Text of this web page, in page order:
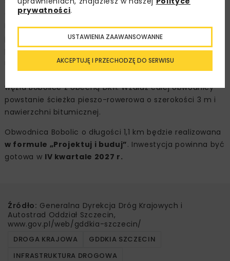
do Bobolic od strony Białego Boru, powstanie tu rondo.
Nowa droga będzie od tego miejsca biegła w kierunku
południowo-zachodnim przez dolinę rzeki Chociel, gdzie
powstanie most na rzece oraz przepust na rowie
melioracyjnym. Zakończeniem drogi będzie rondo, które
węzła Bobolice z obecną DK11. Wzdłuż całej obwodnicy
powstanie ścieżka pieszo-rowerowa o szerokości 3 m i
nawierzchni bitumicznej.
Obwodnica Bobolic o długości 1,1 km będzie realizowana
w formule „Projektuj i buduj”. Inwestycja powinna być
gotowa w IV kwartale 2027 r.
Źródło: Generalna Dyrekcja Dróg Krajowych i
Autostrad Oddział Szczecin,
www.gov.pl/web/gddkia-szczecin/
DROGA KRAJOWA
GDDKIA SZCZECIN
INFRASTRUKTURA DROGOWA
prywatności.
AKCEPTUJĘ I PRZECHODZĘ DO SERWISU
USTAWIENIA ZAAWANSOWANNE